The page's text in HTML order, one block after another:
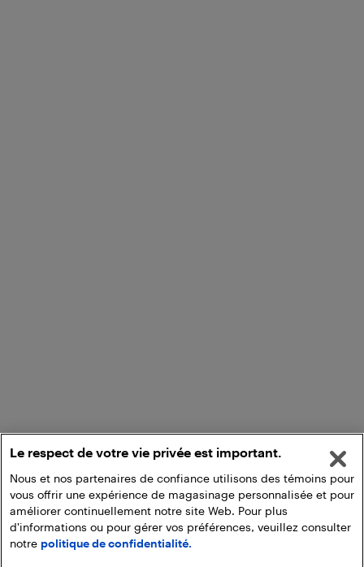
Ajouter au panier
Le respect de votre vie privée est important.
Nous et nos partenaires de confiance utilisons des témoins pour
vous offrir une expérience de magasinage personnalisée et pour
améliorer continuellement notre site Web. Pour plus
d'informations ou pour gérer vos préférences, veuillez consulter
notre politique de confidentialité.